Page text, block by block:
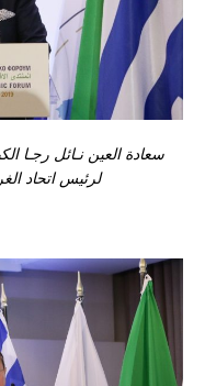
سعادة العين نـائل رجـا
لرئيس اتحاد